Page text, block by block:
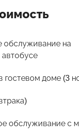
обслуживание на
гостевом доме (3
обслуживание с